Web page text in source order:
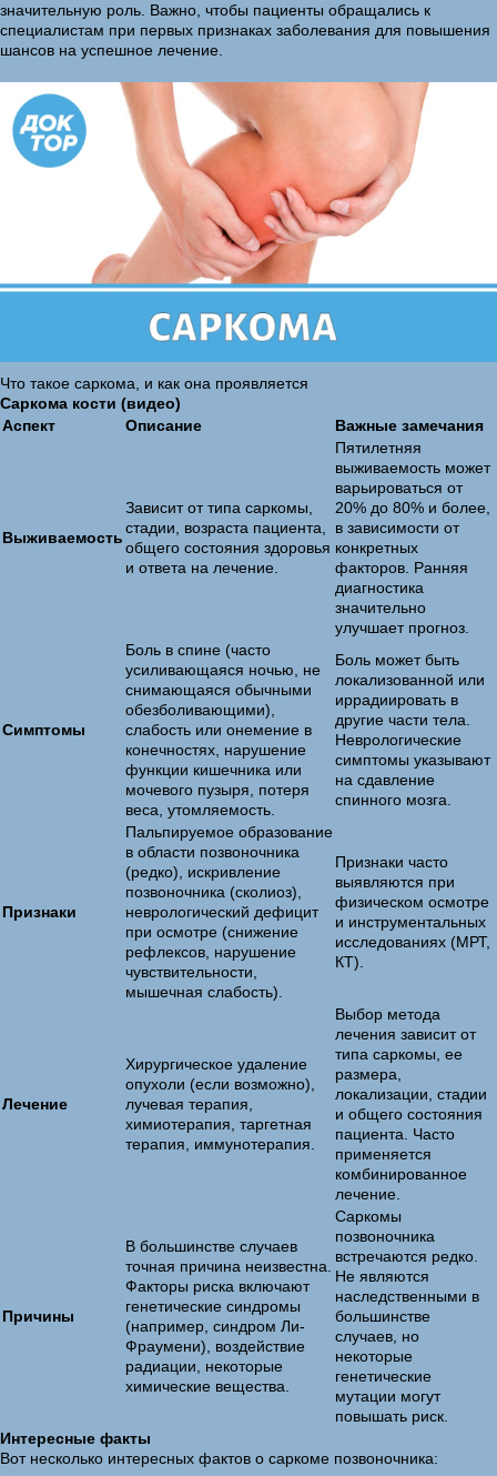
значительную роль. Важно, чтобы пациенты обращались к
специалистам при первых признаках заболевания для повышения
шансов на успешное лечение.
Что такое саркома, и как она проявляется
Саркома кости (видео)
Аспект
Описание Важные замечания
Выживаемость
Зависит от типа саркомы,
стадии, возраста пациента,
общего состояния здоровья
и ответа на лечение.
Пятилетняя
выживаемость может
варьироваться от
20% до 80% и более,
в зависимости от
конкретных
факторов. Ранняя
диагностика
значительно
улучшает прогноз.
Симптомы
Боль в спине (часто
усиливающаяся ночью, не
снимающаяся обычными
обезболивающими),
слабость или онемение в
конечностях, нарушение
функции кишечника или
мочевого пузыря, потеря
веса, утомляемость.
Боль может быть
локализованной или
иррадиировать в
другие части тела.
Неврологические
симптомы указывают
на сдавление
спинного мозга.
Признаки
Пальпируемое образование
в области позвоночника
(редко), искривление
позвоночника (сколиоз),
неврологический дефицит
при осмотре (снижение
рефлексов, нарушение
чувствительности,
мышечная слабость).
Признаки часто
выявляются при
физическом осмотре
и инструментальных
исследованиях (МРТ,
КТ).
Лечение
Хирургическое удаление
опухоли (если возможно),
лучевая терапия,
химиотерапия, таргетная
терапия, иммунотерапия.
Выбор метода
лечения зависит от
типа саркомы, ее
размера,
локализации, стадии
и общего состояния
пациента. Часто
применяется
комбинированное
лечение.
Причины
В большинстве случаев
точная причина неизвестна.
Факторы риска включают
генетические синдромы
(например, синдром Ли-
Фраумени), воздействие
радиации, некоторые
химические вещества.
Саркомы
позвоночника
встречаются редко.
Не являются
наследственными в
большинстве
случаев, но
некоторые
генетические
мутации могут
повышать риск.
Интересные факты
Вот несколько интересных фактов о саркоме позвоночника: